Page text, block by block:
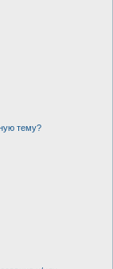
тему?